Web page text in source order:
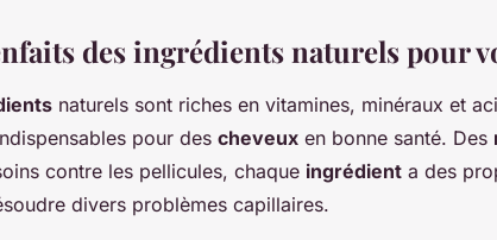
des ingrédients naturels pour
naturels sont riches en vitamines, minéraux et
pour des cheveux en bonne santé. Des
contre les pellicules, chaque ingrédient a des
divers problèmes capillaires.